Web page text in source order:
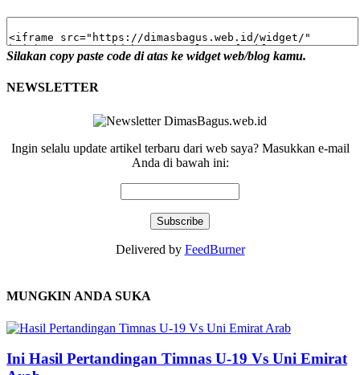
Silakan copy paste code di atas ke widget web/blog kamu.
NEWSLETTER
Ingin selalu update artikel terbaru dari web saya? Masukkan e-mail
Anda di bawah ini:
Delivered by FeedBurner
MUNGKIN ANDA SUKA
Ini Hasil Pertandingan Timnas U-19 Vs Uni Emirat